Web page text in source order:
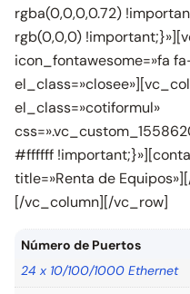
rgba(0,0,0,0.72)
rgb(0,0,0)
icon_fontawesome=»fa
el_class=»cotiformul»
#ffffff
title=»Renta de
[/vc_column][/vc_row]
Número de Puertos
24 x 10/100/1000 Ethernet